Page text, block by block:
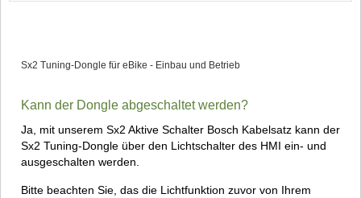
Sx2 Tuning-Dongle für eBike - Einbau und Betrieb
Kann der Dongle abgeschaltet werden?
Ja, mit unserem Sx2 Aktive Schalter Bosch Kabelsatz kann der
Sx2 Tuning-Dongle über den Lichtschalter des HMI ein- und
ausgeschalten werden.
Bitte beachten Sie, das die Lichtfunktion zuvor von Ihrem